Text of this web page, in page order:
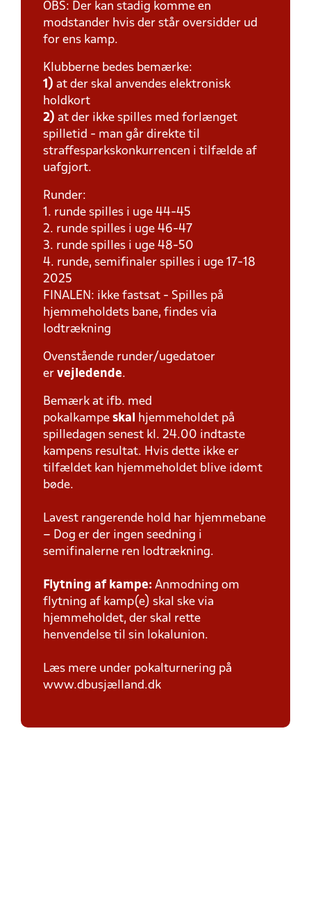
OBS: Der kan stadig komme en
modstander hvis der står oversidder ud
for ens kamp.
Klubberne bedes bemærke:
1) at der skal anvendes elektronisk
holdkort
2) at der ikke spilles med forlænget
spilletid - man går direkte til
straffesparkskonkurrencen i tilfælde af
uafgjort.
Runder:
1. runde spilles i uge 44-45
2. runde spilles i uge 46-47
3. runde spilles i uge 48-50
4. runde, semifinaler spilles i uge 17-18
2025
FINALEN: ikke fastsat - Spilles på
hjemmeholdets bane, findes via
lodtrækning
Ovenstående runder/ugedatoer
er vejledende.
Bemærk at ifb. med
pokalkampe skal
hjemmeholdet på
spilledagen senest kl. 24.00 indtaste
kampens resultat. Hvis dette ikke er
tilfældet kan hjemmeholdet blive idømt
bøde.
Lavest rangerende hold har hjemmebane
– Dog er der ingen seedning i
semifinalerne ren lodtrækning.
Flytning af kampe: Anmodning om
flytning af kamp(e) skal ske via
hjemmeholdet, der skal rette
henvendelse til sin lokalunion.
Læs mere under pokalturnering på
www.dbusjælland.dk